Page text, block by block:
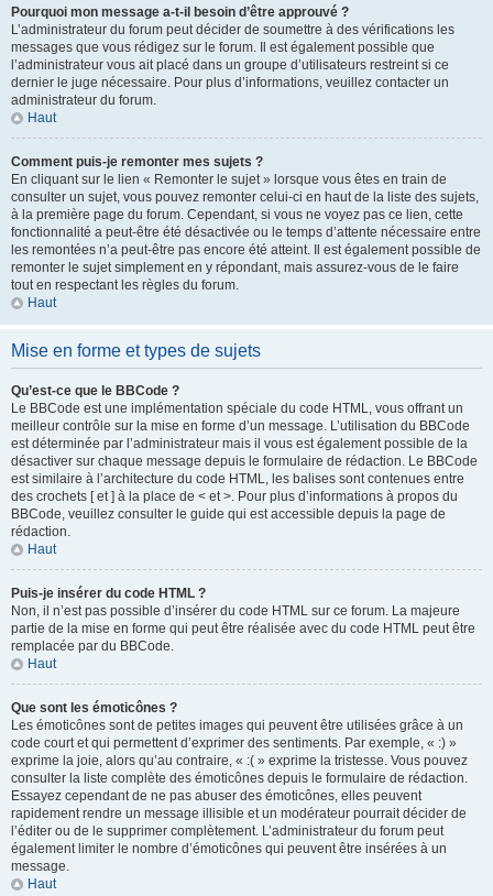
Pourquoi mon message a-t-il besoin d’être approuvé ?
L’administrateur du forum peut décider de soumettre à des vérifications les
messages que vous rédigez sur le forum. Il est également possible que
l’administrateur vous ait placé dans un groupe d’utilisateurs restreint si ce
dernier le juge nécessaire. Pour plus d’informations, veuillez contacter un
administrateur du forum.
Haut
Comment puis-je remonter mes sujets ?
En cliquant sur le lien « Remonter le sujet » lorsque vous êtes en train de
consulter un sujet, vous pouvez remonter celui-ci en haut de la liste des sujets,
à la première page du forum. Cependant, si vous ne voyez pas ce lien, cette
fonctionnalité a peut-être été désactivée ou le temps d’attente nécessaire entre
les remontées n’a peut-être pas encore été atteint. Il est également possible de
remonter le sujet simplement en y répondant, mais assurez-vous de le faire
tout en respectant les règles du forum.
Haut
Mise en forme et types de sujets
Qu’est-ce que le BBCode ?
Le BBCode est une implémentation spéciale du code HTML, vous offrant un
meilleur contrôle sur la mise en forme d’un message. L’utilisation du BBCode
est déterminée par l’administrateur mais il vous est également possible de la
désactiver sur chaque message depuis le formulaire de rédaction. Le BBCode
est similaire à l’architecture du code HTML, les balises sont contenues entre
des crochets [ et ] à la place de < et >. Pour plus d’informations à propos du
BBCode, veuillez consulter le guide qui est accessible depuis la page de
rédaction.
Haut
Puis-je insérer du code HTML ?
Non, il n’est pas possible d’insérer du code HTML sur ce forum. La majeure
partie de la mise en forme qui peut être réalisée avec du code HTML peut être
remplacée par du BBCode.
Haut
Que sont les émoticônes ?
Les émoticônes sont de petites images qui peuvent être utilisées grâce à un
code court et qui permettent d’exprimer des sentiments. Par exemple, « :) »
exprime la joie, alors qu’au contraire, « :( » exprime la tristesse. Vous pouvez
consulter la liste complète des émoticônes depuis le formulaire de rédaction.
Essayez cependant de ne pas abuser des émoticônes, elles peuvent
rapidement rendre un message illisible et un modérateur pourrait décider de
l’éditer ou de le supprimer complètement. L’administrateur du forum peut
également limiter le nombre d’émoticônes qui peuvent être insérées à un
message.
Haut